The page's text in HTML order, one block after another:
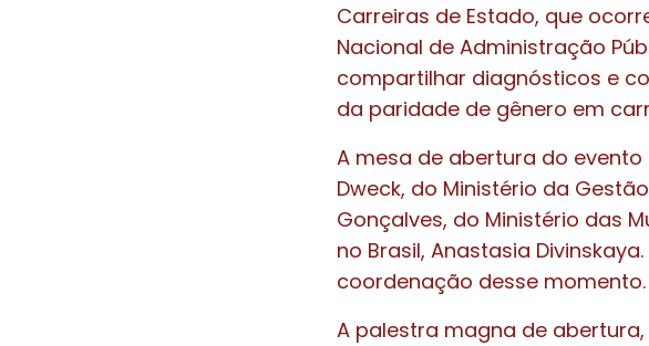
Carreiras de Estado, que
Nacional de Administração
compartilhar diagnósticos e
da paridade de gênero em
A mesa de abertura do
Dweck, do Ministério da
Gonçalves, do Ministério das
no Brasil, Anastasia
coordenação desse momento.
A palestra magna de